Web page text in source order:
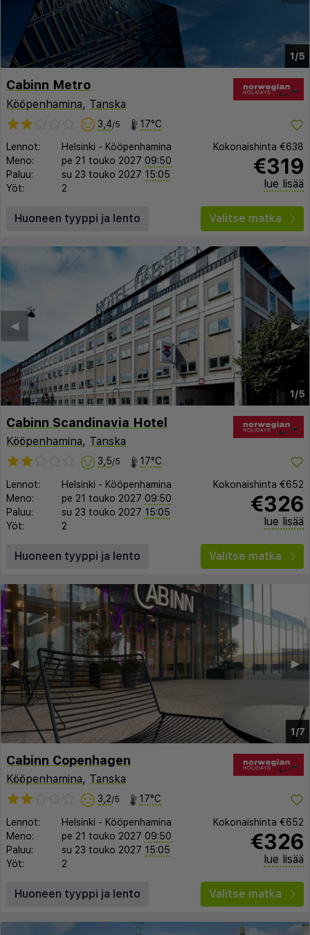
1/5
Cabinn Metro
Kööpenhamina, Tanska
3,4/5 17°C
Lennot: Helsinki - Kööpenhamina
Meno:
pe 21 touko 2027 09:50
Paluu:
su 23 touko 2027 15:05
Yöt:
2
Kokonaishinta €638
€319
lue lisää
Huoneen tyyppi ja lento Valitse matka
1/5
▶︎
◀︎
Cabinn Scandinavia Hotel
Kööpenhamina, Tanska
3,5/5 17°C
Lennot: Helsinki - Kööpenhamina
Meno:
pe 21 touko 2027 09:50
Paluu:
su 23 touko 2027 15:05
Yöt:
2
Kokonaishinta €652
€326
lue lisää
Huoneen tyyppi ja lento Valitse matka
1/7
▶︎
◀︎
Cabinn Copenhagen
Kööpenhamina, Tanska
3,2/5 17°C
Lennot: Helsinki - Kööpenhamina
Meno:
pe 21 touko 2027 09:50
Paluu:
su 23 touko 2027 15:05
Yöt:
2
Kokonaishinta €652
€326
lue lisää
Huoneen tyyppi ja lento Valitse matka